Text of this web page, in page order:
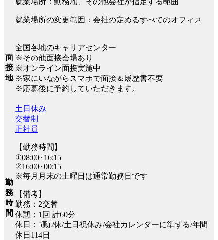
就業場所の変更範囲：会社の定めるすべてのオフィス
面
接
地
全国各地のキャリアセンター
※その他面接会場あり
※オンライン面接実施中
※家にいながらスマホで面接＆履歴書不要
※応募後に予約していただきます。
勤
務
時
間
土日休み
交替制
正社員
【勤務時間】
①08:00~16:15
②16:00~00:15
※毎月月末の土曜日は通常勤務日です
【備考】
勤務：2交替
休憩：1回 計60分
休日：5勤2休/土日祝休み/会社カレンダーに準ずる/年間
休日114日